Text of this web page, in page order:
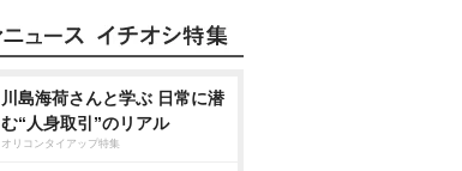
川島海荷さんと学ぶ 日常に潜
む“人身取引”のリアル
オリコンタイアップ特集